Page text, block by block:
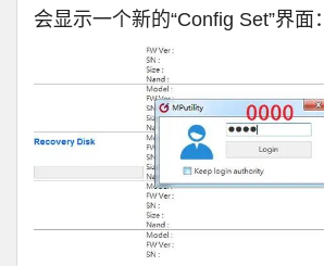
会显示一个新的“Config Set”界面：